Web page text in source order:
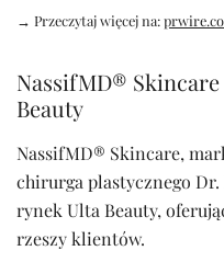
→ Przeczytaj więcej na:
NassifMD®
Beauty
NassifMD® Skincare,
chirurga plastycznego Dr.
rynek Ulta Beauty,
rzeszy klientów.